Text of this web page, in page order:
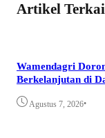
Artikel
Wamendagri
Berkelanjutan di
Agustus 7, 2026•